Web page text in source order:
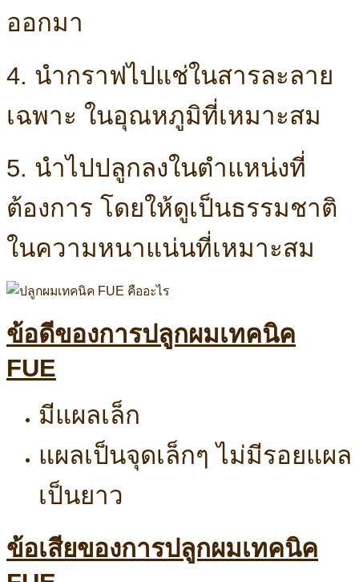
ออกมา
4. นำกราฟไปแช่ในสารละลาย
เฉพาะ ในอุณหภูมิที่เหมาะสม
5. นำไปปลูกลงในตำแหน่งที่
ต้องการ โดยให้ดูเป็นธรรมชาติ
ในความหนาแน่นที่เหมาะสม
ข้อดีของการปลูกผมเทคนิค
FUE
มีแผลเล็ก
แผลเป็นจุดเล็กๆ ไม่มีรอยแผล
เป็นยาว
ข้อเสียของการปลูกผมเทคนิค